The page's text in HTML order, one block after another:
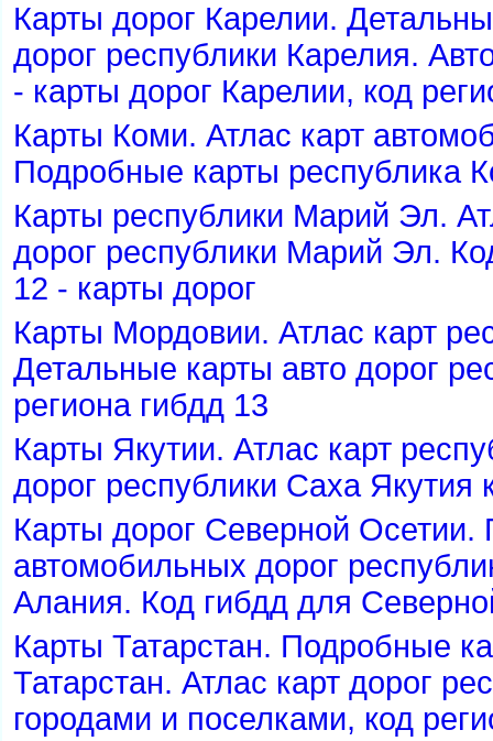
Карты дорог Карелии.
дорог республики Карелия.
- карты дорог Карелии, код
Карты Коми. Атлас карт
Подробные карты республика
Карты республики Марий Эл.
дорог республики Марий Эл.
12 - карты доро
Карты Мордовии. Атлас карт
Детальные карты авто дорог
региона гибдд 13
Карты Якутии. Атлас карт
дорог республики Саха Якутия
Карты дорог Северной
автомобильных дорог
Алания. Код гибдд для
Карты Татарстан. Подробные
Татарстан. Атлас карт дорог
ородами и поселками, код